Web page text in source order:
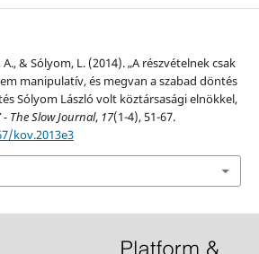
A., & Sólyom, L. (2014). „A részvételnek csak
manipulatív, és megvan a szabad döntés
Sólyom László volt köztársasági elnökkel,
- The Slow Journal, 17(1-4), 51-67.
kov.2013e3